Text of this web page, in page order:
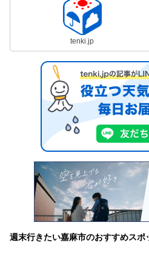
tenki.jp
週末行きたい嘉麻市のおすすめスポ